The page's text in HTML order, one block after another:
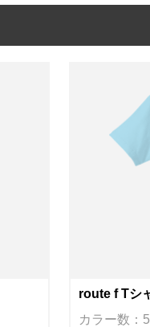
route f Tシ
カラー数：